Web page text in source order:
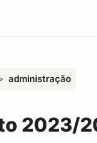
administração
2023/